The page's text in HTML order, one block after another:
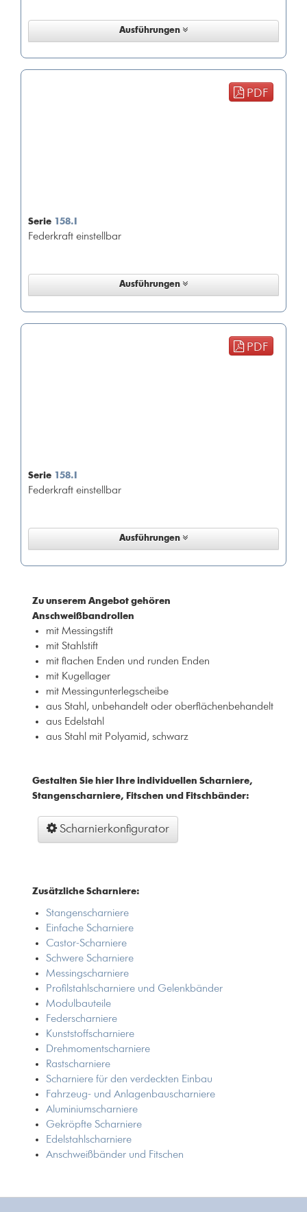
Ausführungen
PDF
Serie 158.I
Federkraft einstellbar
Ausführungen
PDF
Serie 158.I
Federkraft einstellbar
Ausführungen
Zu unserem Angebot gehören
Anschweißbandrollen
mit Messingstift
mit Stahlstift
mit flachen Enden und runden Enden
mit Kugellager
mit Messingunterlegscheibe
aus Stahl, unbehandelt oder oberflächenbehandelt
aus Edelstahl
aus Stahl mit Polyamid, schwarz
Gestalten Sie hier Ihre individuellen Scharniere,
Stangenscharniere, Fitschen und Fitschbänder:
Scharnierkonfigurator
Zusätzliche Scharniere:
Stangenscharniere
Einfache Scharniere
Castor-Scharniere
Schwere Scharniere
Messingscharniere
Profilstahlscharniere und Gelenkbänder
Modulbauteile
Federscharniere
Kunststoffscharniere
Drehmomentscharniere
Rastscharniere
Scharniere für den verdeckten Einbau
Fahrzeug- und Anlagenbauscharniere
Aluminiumscharniere
Gekröpfte Scharniere
Edelstahlscharniere
Anschweißbänder und Fitschen